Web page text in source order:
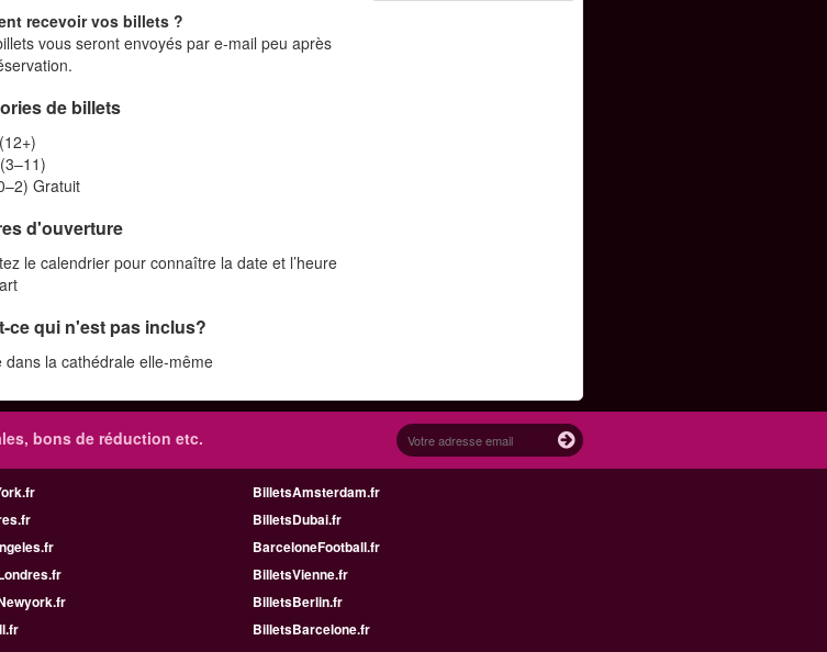
recevoir vos billets ?
vous seront envoyés par e-mail peu après
de billets
Gratuit
d'ouverture
le calendrier pour connaître la date et l’heure
ce qui n'est pas inclus?
dans la cathédrale elle-même
bons de réduction etc.
BilletsAmsterdam.fr
BilletsDubai.fr
BarceloneFootball.fr
BilletsVienne.fr
BilletsBerlin.fr
BilletsBarcelone.fr